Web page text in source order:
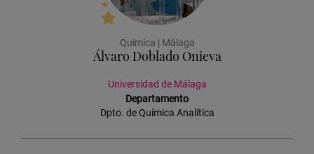
Química | Málaga
Álvaro Doblado Onieva
Universidad de Málaga
Departamento
Dpto. de Química Analítica